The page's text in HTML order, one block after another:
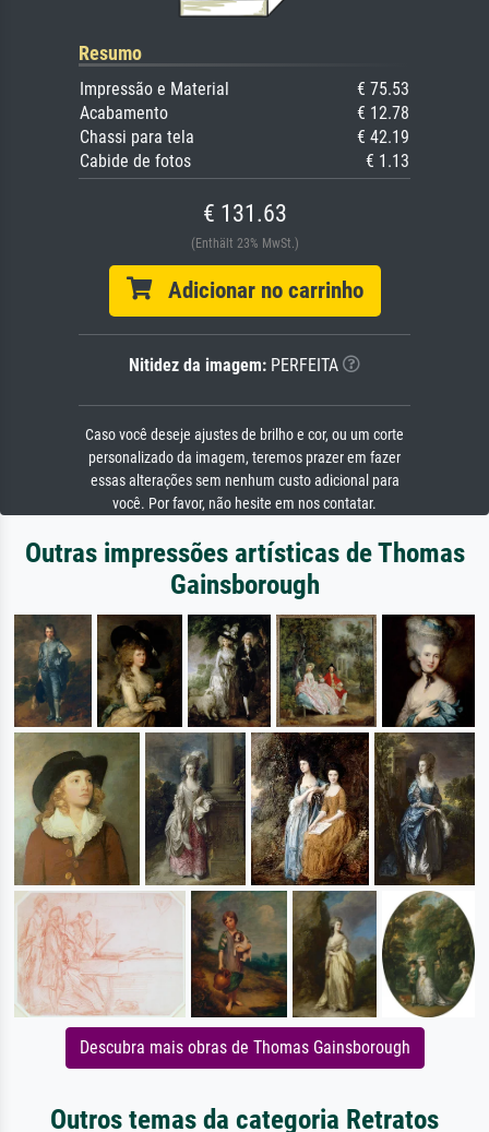
Resumo
Impressão e Material
€ 75.53
Acabamento
€ 12.78
Chassi para tela
€ 42.19
Cabide de fotos
€ 1.13
€ 131.63
(Enthält 23% MwSt.)
Adicionar no carrinho
Nitidez da imagem: PERFEITA
Caso você deseje ajustes de brilho e cor, ou um corte
personalizado da imagem, teremos prazer em fazer
essas alterações sem nenhum custo adicional para
você. Por favor, não hesite em nos contatar.
Outras impressões artísticas de Thomas
Gainsborough
Descubra mais obras de Thomas Gainsborough
Outros temas da categoria Retratos